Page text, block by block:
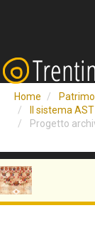
Home
Il sistema
Progetto